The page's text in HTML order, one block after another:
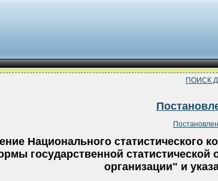
ПОИСК
Национального статистического
государственной
организации" и